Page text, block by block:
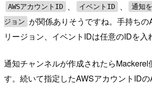
AWSアカウントID 、 イベントID 、
通知
ジョン
が関係ありそうですね。手持ちの
リージョン、イベントIDは任意のIDを入
通知チャンネルが作成されたらMackerel
す。続いて指定したAWSアカウントID